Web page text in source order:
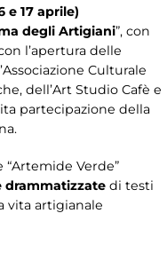
e 17 aprile)
degli Artigiani”, con
l’apertura delle
Culturale
dell’Art Studio Cafè e
partecipazione della
“Artemide Verde”
drammatizzate di testi
vita artigianale